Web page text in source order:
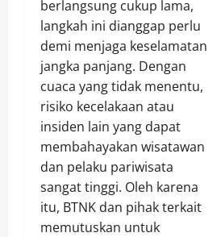
berlangsung cukup lama,
langkah ini dianggap perlu
demi menjaga keselamatan
jangka panjang. Dengan
cuaca yang tidak menentu,
risiko kecelakaan atau
insiden lain yang dapat
membahayakan wisatawan
dan pelaku pariwisata
sangat tinggi. Oleh karena
itu, BTNK dan pihak terkait
memutuskan untuk